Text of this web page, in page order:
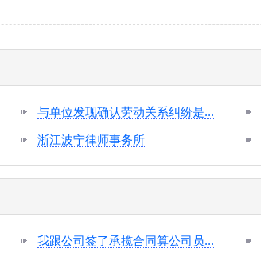
与单位发现确认劳动关系纠纷是...
浙江波宁律师事务所
我跟公司签了承揽合同算公司员...